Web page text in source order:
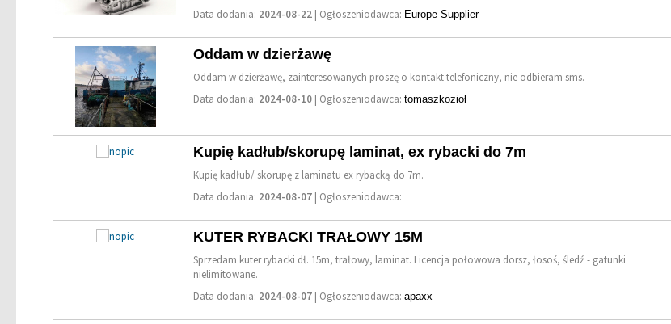
Data dodania: 2024-08-22 | Ogłoszeniodawca: Europe Supplier
Oddam w dzierżawę
Oddam w dzierżawę, zainteresowanych proszę o kontakt telefoniczny, nie odbieram sms.
Data dodania: 2024-08-10 | Ogłoszeniodawca:tomaszkozioł
Kupię kadłub/skorupę laminat, ex rybacki do 7m
Kupię kadłub/ skorupę z laminatu ex rybacką do 7m.
Data dodania: 2024-08-07 | Ogłoszeniodawca:
KUTER RYBACKI TRAŁOWY 15M
Sprzedam kuter rybacki dł. 15m, trałowy, laminat. Licencja połowowa dorsz, łosoś, śledź - gatunki
nielimitowane.
Data dodania: 2024-08-07 | Ogłoszeniodawca:apaxx